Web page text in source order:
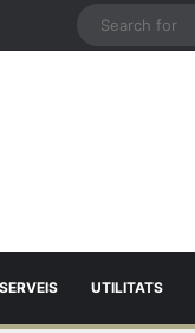
SERVEIS UTILITATS